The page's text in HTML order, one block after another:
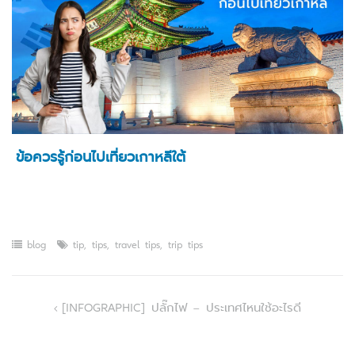
ข้อควรรู้ก่อนไปเที่ยวเกาหลีใต้
blog tip, tips, travel tips, trip tips
Post [INFOGRAPHIC] ปลั๊กไฟ – ประเทศไหนใช้อะไรดี